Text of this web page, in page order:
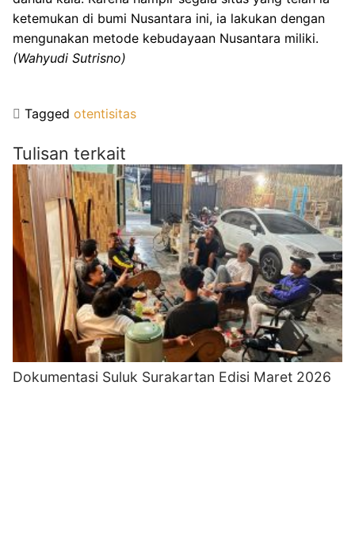
ketemukan di bumi Nusantara ini, ia lakukan dengan
mengunakan metode kebudayaan Nusantara miliki.
(Wahyudi Sutrisno)
Tagged otentisitas
Tulisan terkait
Dokumentasi Suluk Surakartan Edisi Maret 2026